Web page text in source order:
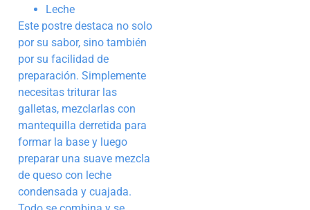
Leche
Este postre destaca no solo
por su sabor, sino también
por su facilidad de
preparación. Simplemente
necesitas triturar las
galletas, mezclarlas con
mantequilla derretida para
formar la base y luego
preparar una suave mezcla
de queso con leche
condensada y cuajada.